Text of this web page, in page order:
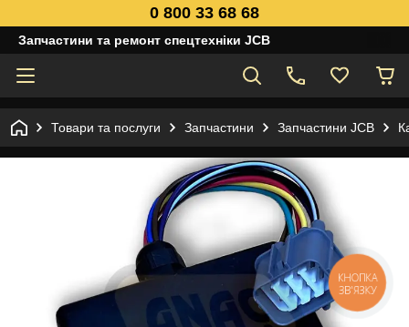
0 800 33 68 68
Запчастини та ремонт спецтехніки JCB
Товари та послуги Запчастини Запчастини JCB
КНОПКА
ЗВ'ЯЗКУ